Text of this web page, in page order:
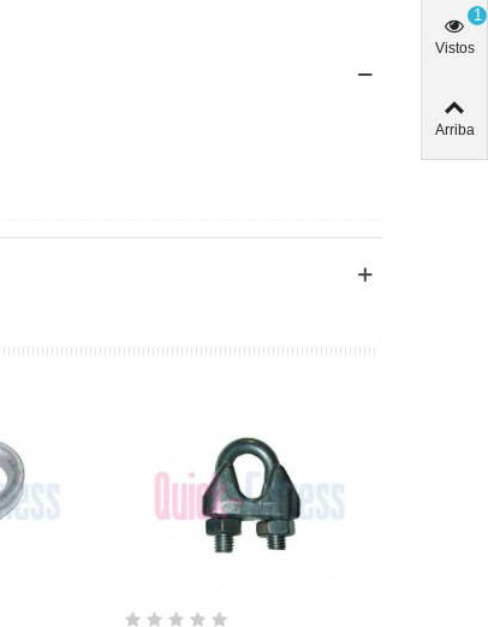
Vistos
1
Arriba